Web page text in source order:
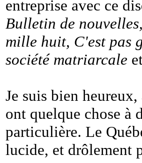
entreprise avec ce
Bulletin de
mille huit, C'est pas
société matriarcale
Je suis bien
ont quelque chose à
particulière. Le
lucide, et drôlement